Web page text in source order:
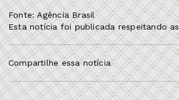
Fonte: Agência Brasil
Esta notícia foi publicada respeitando as
Compartilhe essa notícia